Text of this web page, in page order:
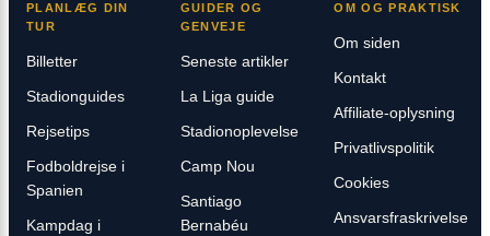
PLANLÆG DIN
TUR
Billetter
Stadionguides
Rejsetips
Fodboldrejse i
Spanien
Kampdag i
GUIDER OG
GENVEJE
Seneste artikler
La Liga guide
Stadionoplevelse
Camp Nou
Santiago
Bernabéu
OM OG PRAKTISK
Om siden
Kontakt
Affiliate-oplysning
Privatlivspolitik
Cookies
Ansvarsfraskrivelse